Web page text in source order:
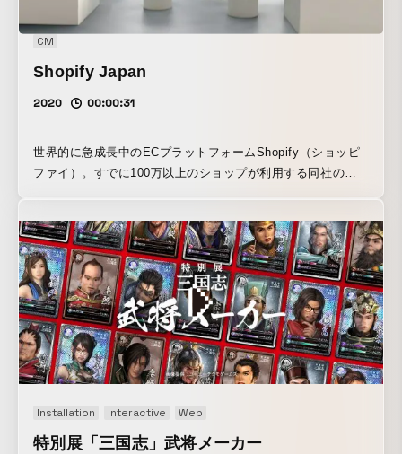
をスケジューリングすることが可能です。 今後は、課金シス
テムとの連携、現地への映像投射機能などのアップデートを
予定しており、美術展示だけでなく、商品発表会や各種屋内
展示イベントなどでご活用いただけるサービスとして展開し
で、お問い合わせください。
CM
Shopify Japan
2020 00:00:31
世界的に急成長中のECプラットフォームShopify（ショッピ
ファイ）。すでに100万以上のショップが利用する同社の日
の成長にあわせて豊富に機能を拡充していけるShopifyの強み
を、「ショップを、次のステップへ。」というタグライン
と、お店がどんどん変化・成長していくワンカット映像で表
現しました。 またバナーやグラフィック広告では、右肩上が
りのグラフに例えた商品ディスプレイのビジュアルを制作
し、ショップの変化・成長をシンプルに表現しました。
Installation Interactive Web
特別展「三国志」武将メーカー